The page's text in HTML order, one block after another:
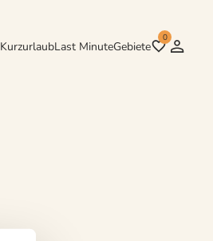
KurzurlaubLast MinuteGebiete
0